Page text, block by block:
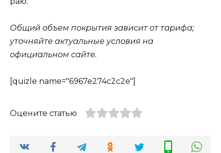
Общий объем покрытия зависит от тарифа;
уточняйте актуальные условия на
официальном сайте.
[quizle name="6967e274c2c2e"]
Оцените статью